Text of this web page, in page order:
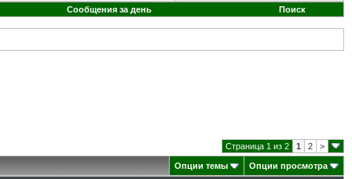
Сообщения за день
Поиск
Страница 1 из 2 1 2 >
Опции темы
Опции просмотра